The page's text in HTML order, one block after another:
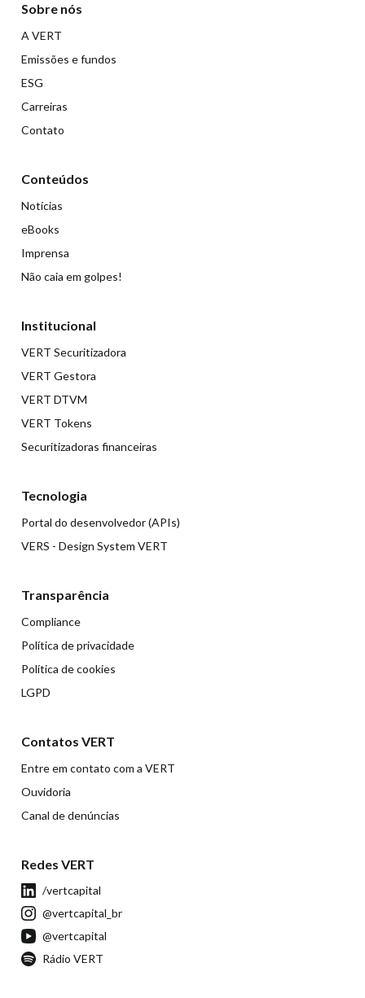
Sobre nós
A VERT
Emissões e fundos
ESG
Carreiras
Contato
Conteúdos
Notícias
eBooks
Imprensa
Não caia em golpes!
Institucional
VERT Securitizadora
VERT Gestora
VERT DTVM
VERT Tokens
Securitizadoras financeiras
Tecnologia
Portal do desenvolvedor (APIs)
VERS - Design System VERT
Transparência
Compliance
Política de privacidade
Política de cookies
LGPD
Contatos VERT
Entre em contato com a VERT
Ouvidoria
Canal de denúncias
Redes VERT
/vertcapital
@vertcapital_br
@vertcapital
Rádio VERT